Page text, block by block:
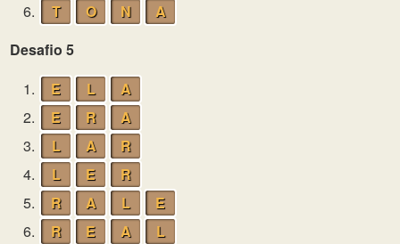
6.
T O N
A
Desafio 5
1.
E L
A
2.
E R
A
3.
L A
R
4.
L E
R
5.
R A L
E
6.
R E A
L